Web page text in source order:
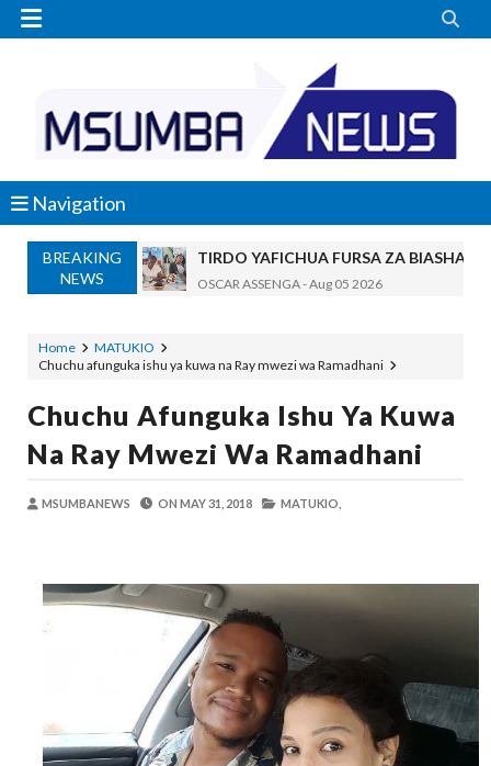
 
Navigation
BREAKING
NEWS
TIRDO YAFICHUA FURSA ZA
OSCAR ASSENGA - Aug 05 2026
BARRICK NORTH MARA YAZIDI
WAKULIMA, WAFUGAJI, WAVUVI
MSUMBA -Aug 05 2026
Zawadi-Aug 05 2026
Kila Pesa Niliyopata Ilikuwa Ikipotea
Zawadi-Aug 05 2026
WAMILIKI VITUO VYA KULEA
OSCAR ASSENGA -Aug 05 2026
TARURA ARUSHA YAONGEZA KASI
MSUMBA -Aug 05 2026
TANZANIA KUNUFAIKA NA SH.
Home
MATUKIO
Chuchu afunguka ishu ya kuwa na Ray mwezi wa Ramadhani
Chuchu Afunguka Ishu Ya Kuwa
Na Ray Mwezi Wa Ramadhani
MSUMBANEWS ON MAY 31, 2018 MATUKIO,